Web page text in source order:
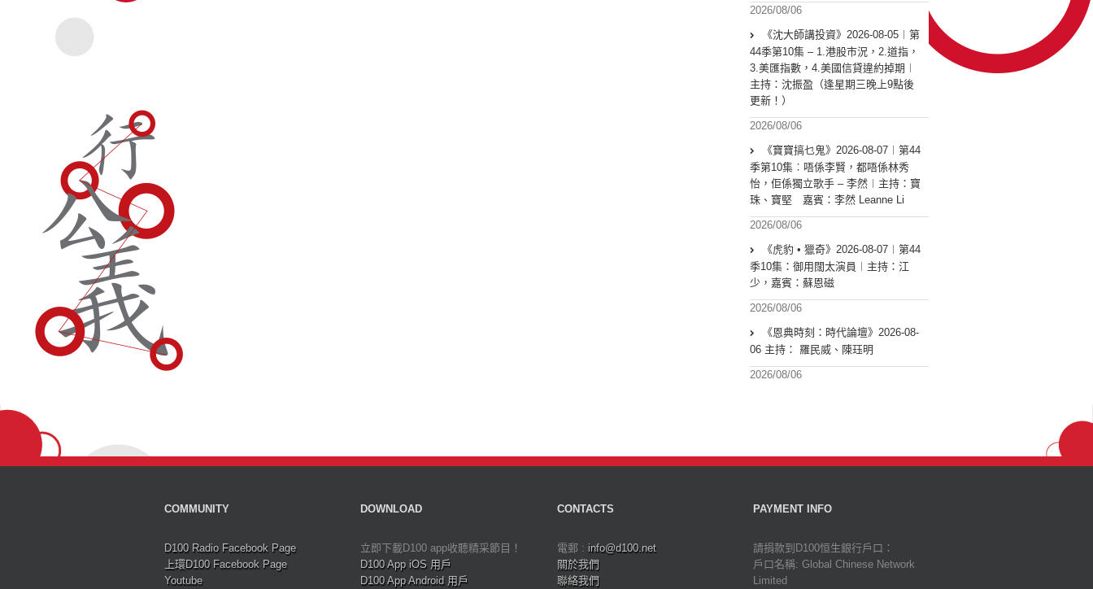
2026/08/06
《沈大師講投資》2026-08-05︱第
44季第10集 – 1.港股市況，2.道指，
3.美匯指數，4.美國信貸違約掉期︱
主持：沈振盈（逢星期三晚上9點後
更新！）
2026/08/06
《寶寶搞乜鬼》2026-08-07︱第44
季第10集︰唔係李賢，都唔係林秀
怡，佢係獨立歌手 – 李然︱主持：寶
珠、寶堅 嘉賓：李然 Leanne Li
2026/08/06
《虎豹 • 獵奇》2026-08-07︱第44
季10集：御用闊太演員︱主持：江
少，嘉賓：蘇恩磁
2026/08/06
《恩典時刻：時代論壇》2026-08-
06 主持： 羅民威、陳珏明
2026/08/06
COMMUNITY
D100 Radio Facebook Page
上環D100 Facebook Page
Youtube
DOWNLOAD
立即下載D100 app收聽精采節目！
D100 App iOS 用戶
D100 App Android 用戶
CONTACTS
電郵 : info@d100.net
關於我們
聯絡我們
PAYMENT INFO
請捐款到D100恒生銀行戶口：
戶口名稱: Global Chinese Network
Limited